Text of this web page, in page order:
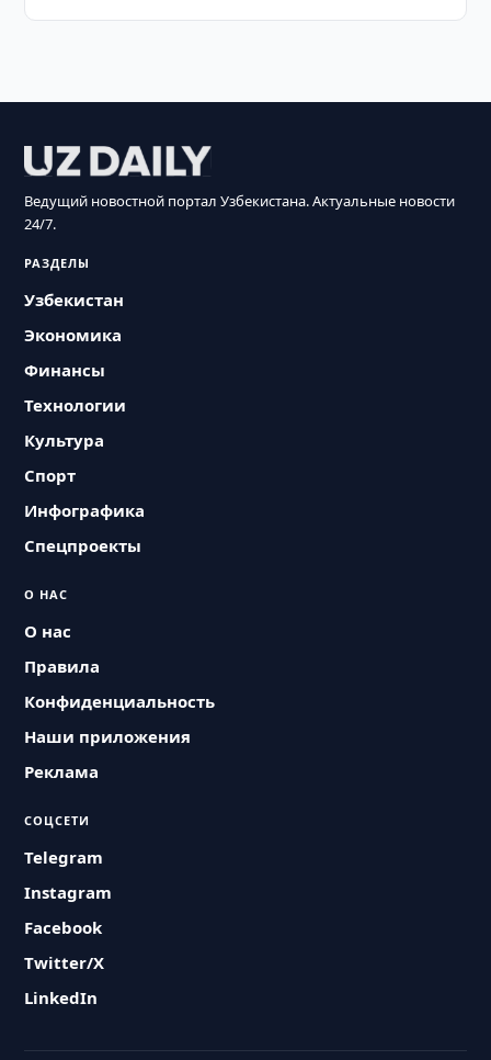
Ведущий новостной портал Узбекистана. Актуальные новости
24/7.
РАЗДЕЛЫ
Узбекистан
Экономика
Финансы
Технологии
Культура
Спорт
Инфографика
Спецпроекты
О НАС
О нас
Правила
Конфиденциальность
Наши приложения
Реклама
СОЦСЕТИ
Telegram
Instagram
Facebook
Twitter/X
LinkedIn